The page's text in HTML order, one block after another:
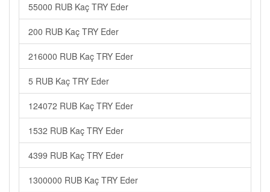
55000 RUB Kaç TRY Eder
200 RUB Kaç TRY Eder
216000 RUB Kaç TRY Eder
5 RUB Kaç TRY Eder
124072 RUB Kaç TRY Eder
1532 RUB Kaç TRY Eder
4399 RUB Kaç TRY Eder
1300000 RUB Kaç TRY Eder